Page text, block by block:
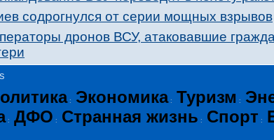
содрогнулся от серии мощных взрывов
дронов ВСУ, атаковавшие
: Экономика: Туризм :
: ДФО : Странная жизнь : Спорт :